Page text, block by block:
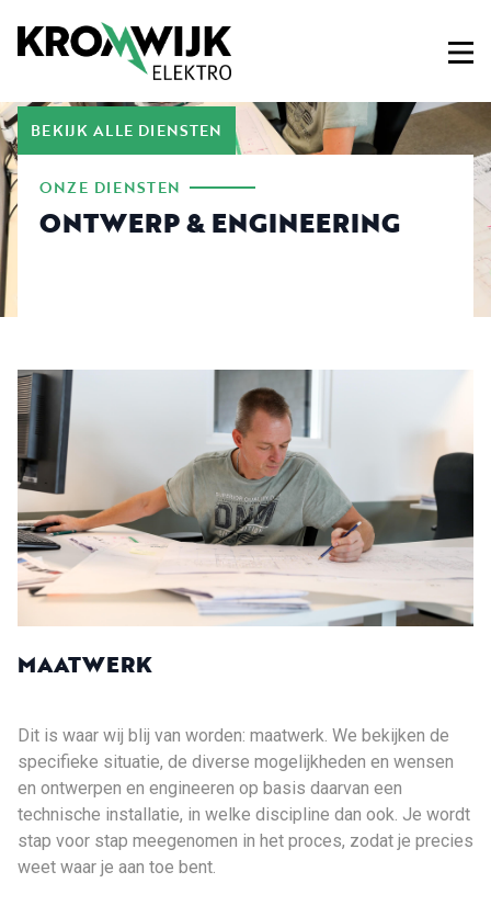
BEKIJK ALLE DIENSTEN
ONZE DIENSTEN
ONTWERP & ENGINEERING
MAATWERK
Dit is waar wij blij van worden: maatwerk. We bekijken de
specifieke situatie, de diverse mogelijkheden en wensen
en ontwerpen en engineeren op basis daarvan een
technische installatie, in welke discipline dan ook. Je wordt
stap voor stap meegenomen in het proces, zodat je precies
weet waar je aan toe bent.